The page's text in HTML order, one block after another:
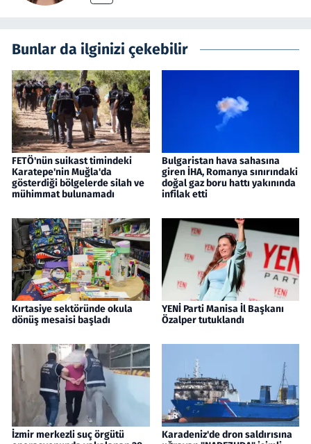
Bunlar da ilginizi çekebilir
FETÖ'nün suikast timindeki
Karatepe'nin Muğla'da
gösterdiği bölgelerde silah ve
mühimmat bulunamadı
Bulgaristan hava sahasına
giren İHA, Romanya sınırındaki
doğal gaz boru hattı yakınında
infilak etti
Kırtasiye sektöründe okula
dönüş mesaisi başladı
YENİ Parti Manisa İl Başkanı
Özalper tutuklandı
İzmir merkezli suç örgütü
Karadeniz'de dron saldırısına